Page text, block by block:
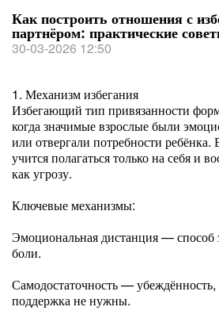
Как построить отношения с
партнёром: практические
30-03-2026 12:50
1. Механизм избегания
Избегающий тип привязанности
когда значимые взрослые были
или отвергали потребности ребёнка.
учится полагаться только на себя и
как угрозу.
Ключевые механизмы:
Эмоциональная дистанция —
боли.
Самодостаточность —
поддержка не нужны.